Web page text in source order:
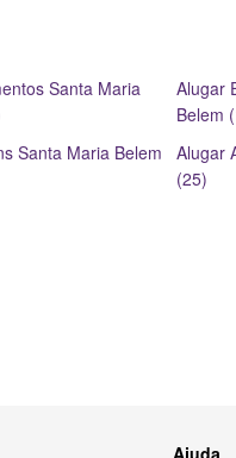
Santa Maria
Alugar
Belem
Santa Maria Belem
Alugar
(25)
Ajuda